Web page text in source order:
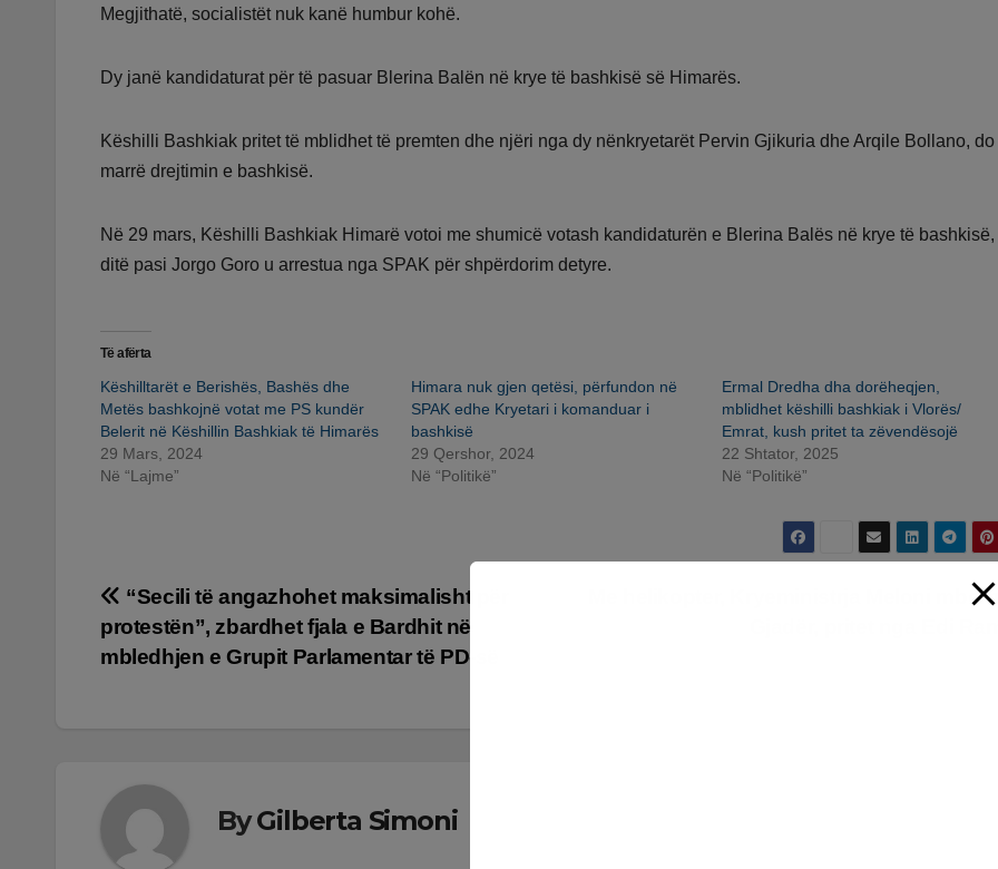
Megjithatë, socialistët nuk kanë humbur kohë.
Dy janë kandidaturat për të pasuar Blerina Balën në krye të bashkisë së Himarës.
Këshilli Bashkiak pritet të mblidhet të premten dhe njëri nga dy nënkryetarët Pervin Gjikuria dhe Arqile Bollano, do
marrë drejtimin e bashkisë.
Në 29 mars, Këshilli Bashkiak Himarë votoi me shumicë votash kandidaturën e Blerina Balës në krye të
ditë pasi Jorgo Goro u arrestua nga SPAK për shpërdorim detyre.
Të afërta
Këshilltarët e Berishës, Bashës dhe
Metës bashkojnë votat me PS kundër
Belerit në Këshillin Bashkiak të Himarës
29 Mars, 2024
Në “Lajme”
Himara nuk gjen qetësi, përfundon në
SPAK edhe Kryetari i komanduar i
bashkisë
29 Qershor, 2024
Në “Politikë”
Ermal Dredha dha dorëheqjen,
mblidhet këshilli bashkiak i Vlorës/
Emrat, kush pritet ta zëvendësojë
22 Shtator, 2025
Në “Politikë”
Lëvizje
te
Me helikopter, Kryeministrja Meloni
“Secili të angazhohet maksimalisht për
protestën”, zbardhet fjala e Bardhit në
mbledhjen e Grupit Parlamentar të PD-së
ByGilberta Simoni